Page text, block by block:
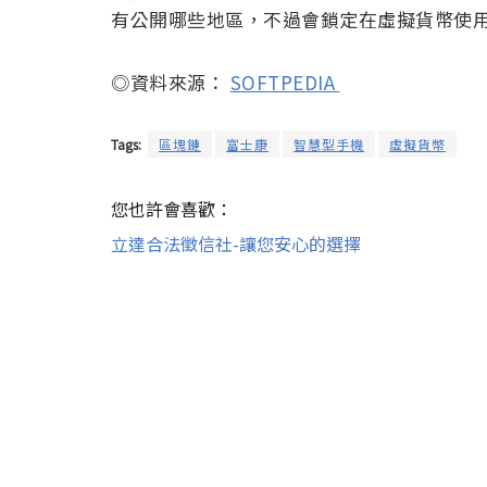
有公開哪些地區，不過會鎖定在虛擬貨幣使
◎資料來源： SOFTPEDIA
Tags: 區塊鏈 富士康 智慧型手機 虛擬貨幣
您也許會喜歡：
立達合法徵信社-讓您安心的選擇